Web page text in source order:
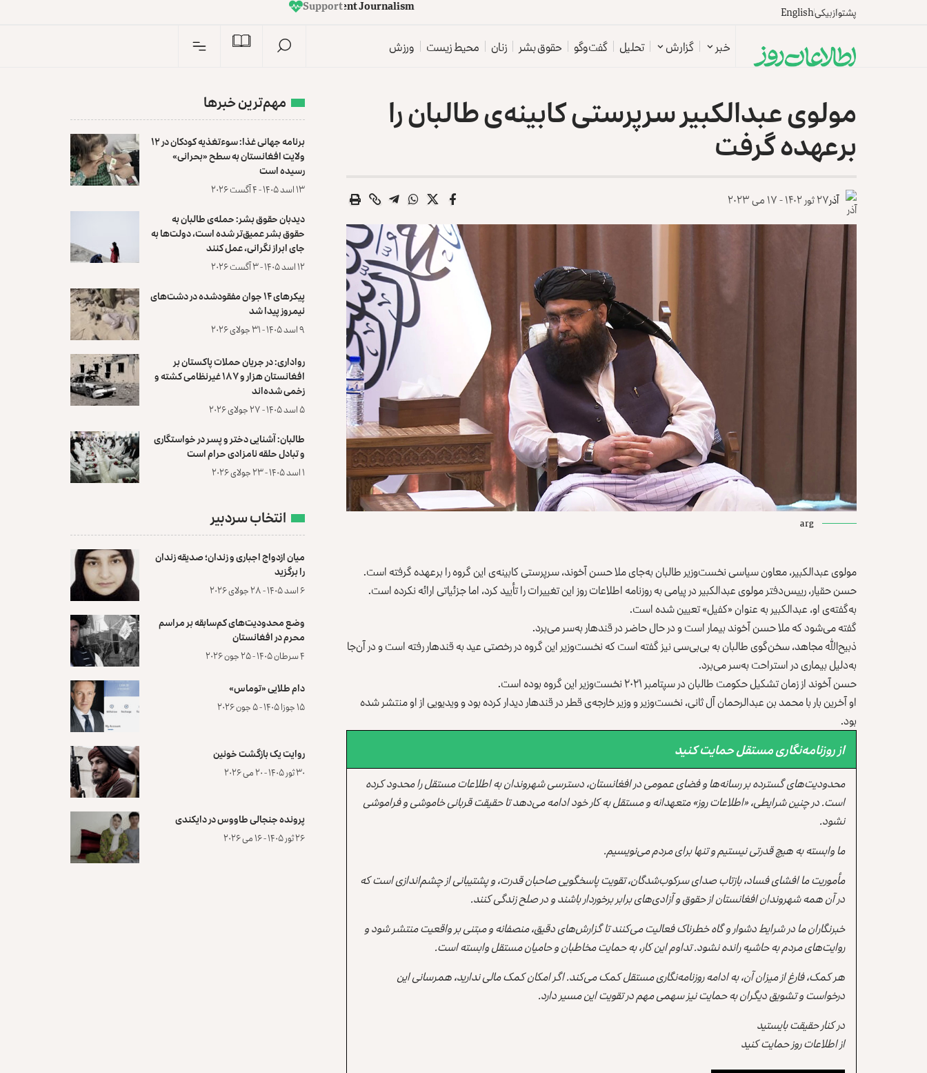
پشتوازبیکیEnglish
m
s
i
l
a
n
r
u
o
J
t
n
e
d
n
e
p
e
d
n
ISupport
خبر گزارش تحلیل گفت‌وگو حقوق بشر زنان محیط زیست ورزش
مولوی عبدالکبیر سرپرستی کابینه‌ی طالبان را
برعهده گرفت
آذر۲۷ ثور ۱۴۰۲ - ۱۷ می ۲۰۲۳
arg
مولوی عبدالکبیر، معاون سیاسی نخست‌وزیر طالبان به‌جای ملا حسن آخوند، سرپرستی کابینه‌ی این گروه را برعهده گرفته است.
حسن حقیار، رییس‌دفتر مولوی عبدالکبیر در پیامی به روزنامه اطلاعات روز این تغییرات را تأیید کرد، اما جزئیاتی ارائه نکرده است.
به‌گفته‌ی او، عبدالکبیر به عنوان «کفیل» تعیین شده است.
گفته می‌شود که ملا حسن آخوند بیمار است و در حال حاضر در قندهار به‌سر می‌برد.
ذبیح‌الله مجاهد، سخن‌گوی طالبان به بی‌بی‌سی نیز گفته است که نخست‌وزیر این گروه در رخصتی عید به قندهار رفته است و در آن‌جا
به‌دلیل بیماری در استراحت به‌سر می‌برد.
حسن آخوند از زمان تشکیل حکومت طالبان در سپتامبر ۲۰۲۱ نخست‌وزیر این گروه بوده است.
او آخرین بار با محمد بن عبدالرحمان آل ثانی، نخست‌وزیر و وزیر خارجه‌ی قطر در قندهار دیدار کرده بود و ویدیویی از او منتشر شده
بود.
از روزنامه‌نگاری مستقل حمایت کنید
محدودیت‌های گسترده بر رسانه‌ها و فضای عمومی در افغانستان، دسترسی شهروندان به اطلاعات مستقل را محدود کرده
است. در چنین شرایطی، «اطلاعات روز» متعهدانه و مستقل به کار خود ادامه می‌دهد تا حقیقت قربانی خاموشی و فراموشی
نشود.
ما وابسته به هیچ قدرتی نیستیم و تنها برای مردم می‌نویسیم.
مأموریت ما افشای فساد، بازتاب صدای سرکوب‌شدگان، تقویت پاسخگویی صاحبان قدرت، و پشتیبانی از چشم‌اندازی است که
در آن همه شهروندان افغانستان از حقوق و آزادی‌های برابر برخوردار باشند و در صلح زندگی کنند.
خبرنگاران ما در شرایط دشوار و گاه خطرناک فعالیت می‌کنند تا گزارش‌های دقیق، منصفانه و مبتنی بر واقعیت منتشر شود و
روایت‌های مردم به حاشیه رانده نشود. تداوم این کار، به حمایت مخاطبان و حامیان مستقل وابسته است.
هر کمک، فارغ از میزان آن، به ادامه روزنامه‌نگاری مستقل کمک می‌کند. اگر امکان کمک مالی ندارید، همرسانی این
درخواست و تشویق دیگران به حمایت نیز سهمی مهم در تقویت این مسیر دارد.
در کنار حقیقت بایستید
از اطلاعات روز حمایت کنید
مهم‌ترین خبرها
برنامه جهانی غذا: سوءتغذیه کودکان در ۱۲
ولایت افغانستان به سطح «بحرانی»
رسیده است
۱۳ اسد ۱۴۰۵ - ۴ آگست ۲۰۲۶
دیدبان حقوق بشر: حمله‌ی طالبان به
حقوق بشر عمیق‌تر شده است، دولت‌ها به
جای ابراز نگرانی، عمل کنند
۱۲ اسد ۱۴۰۵ - ۳ آگست ۲۰۲۶
پیکرهای ۱۴ جوان مفقودشده در دشت‌های
نیمروز پیدا شد
۹ اسد ۱۴۰۵ - ۳۱ جولای ۲۰۲۶
رواداری: در جریان حملات پاکستان بر
افغانستان هزار و ۱۸۷ غیرنظامی کشته و
زخمی شده‌اند
۵ اسد ۱۴۰۵ - ۲۷ جولای ۲۰۲۶
طالبان: آشنایی دختر و پسر در خواستگاری
و تبادل حلقه نامزادی حرام است
۱ اسد ۱۴۰۵ - ۲۳ جولای ۲۰۲۶
انتخاب سردبیر
میان ازدواج اجباری و زندان؛ صدیقه زندان
را برگزید
۶ اسد ۱۴۰۵ - ۲۸ جولای ۲۰۲۶
وضع محدودیت‌های کم‌سابقه بر مراسم
محرم در افغانستان
۴ سرطان ۱۴۰۵ - ۲۵ جون ۲۰۲۶
دام طلایی «توماس»
۱۵ جوزا ۱۴۰۵ - ۵ جون ۲۰۲۶
روایت یک بازگشت خونین
۳۰ ثور ۱۴۰۵ - ۲۰ می ۲۰۲۶
پرونده‌ جنجالی طاووس در دایکندی
۲۶ ثور ۱۴۰۵ - ۱۶ می ۲۰۲۶